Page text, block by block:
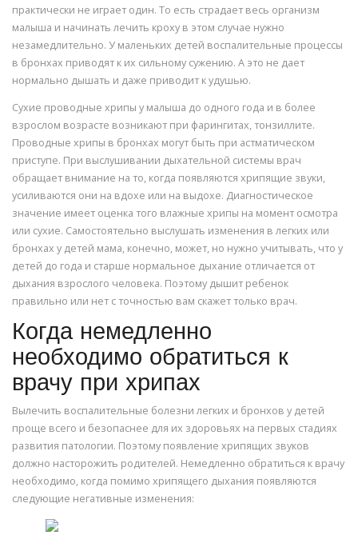
практически не играет один. То есть страдает весь организм
малыша и начинать лечить кроху в этом случае нужно
незамедлительно. У маленьких детей воспалительные процессы
в бронхах приводят к их сильному сужению. А это не дает
нормально дышать и даже приводит к удушью.
Сухие проводные хрипы у малыша до одного года и в более
взрослом возрасте возникают при фарингитах, тонзиллите.
Проводные хрипы в бронхах могут быть при астматическом
приступе. При выслушивании дыхательной системы врач
обращает внимание на то, когда появляются хрипящие звуки,
усиливаются они на вдохе или на выдохе. Диагностическое
значение имеет оценка того влажные хрипы на момент осмотра
или сухие. Самостоятельно выслушать изменения в легких или
бронхах у детей мама, конечно, может, но нужно учитывать, что у
детей до года и старше нормальное дыхание отличается от
дыхания взрослого человека. Поэтому дышит ребенок
правильно или нет с точностью вам скажет только врач.
Когда немедленно
необходимо обратиться к
врачу при хрипах
Вылечить воспалительные болезни легких и бронхов у детей
проще всего и безопаснее для их здоровьях на первых стадиях
развития патологии. Поэтому появление хрипящих звуков
должно насторожить родителей. Немедленно обратиться к врачу
необходимо, когда помимо хрипящего дыхания появляются
следующие негативные изменения: